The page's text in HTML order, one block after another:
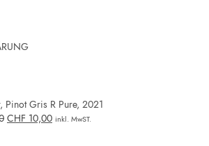
Pinot Gris R Pure, 2021
CHF 10,00 inkl. MwST.